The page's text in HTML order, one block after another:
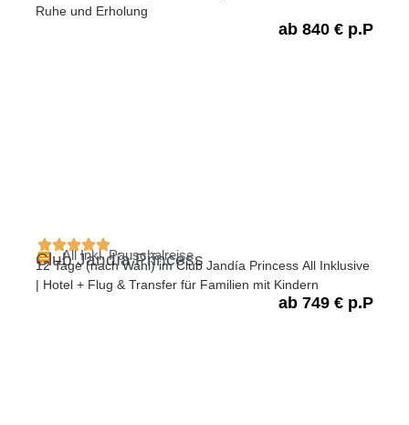
Ruhe und Erholung
ab 840 € p.P
All Inkl. Pauschalreise
Club Jandía Princess
12 Tage (nach Wahl) im Club Jandía Princess All Inklusive
| Hotel + Flug & Transfer für Familien mit Kindern
ab 749 € p.P